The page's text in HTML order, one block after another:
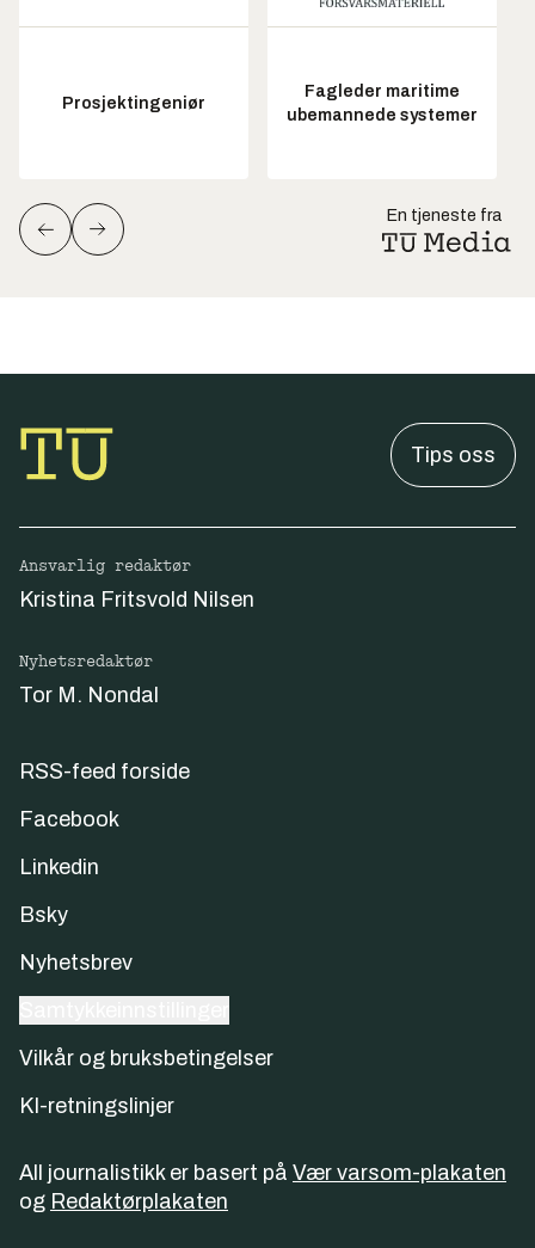
Prosjektingeniør
Fagleder maritime
ubemannede systemer
En tjeneste fra
Tips oss
Ansvarlig redaktør
Kristina Fritsvold Nilsen
Nyhetsredaktør
Tor M. Nondal
RSS-feed forside
Facebook
Linkedin
Bsky
Nyhetsbrev
Vilkår og bruksbetingelser
KI-retningslinjer
All journalistikk er basert på Vær varsom-plakaten
og Redaktørplakaten